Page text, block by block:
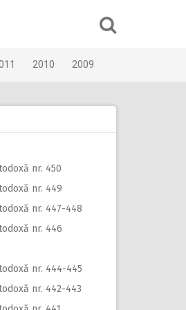
2010 2009
nr. 450
nr. 449
nr. 447-448
nr. 446
nr. 444-445
nr. 442-443